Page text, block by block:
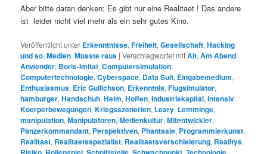
Aber bitte daran denken: Es gibt nur eine Realitaet ! Das andere
ist leider nicht viel mehr als ein sehr gutes Kino.
Veröffentlicht unter Erkenntnisse,Freiheit,Gesellschaft,Hacking
und so,Medien,Musste raus |Verschlagwortet mitAlt,Am Abend,
Anwender, Boris-Imitat,Computersimulation,
Computertechnologie,Cyberspace, Data Suit, Eingabemedium,
Enthusiasmus, Eric Gullichson, Erkenntnis,Flugsimulator,
hamburger,Handschuh,Helm,Hoffen,Industriekapital,Intensiv,
Koerperbewegungen,Kriegsszenerien, Leary, Lemminge,
manipulation,Manipulatoren,Medienkultur,Mitentwickler,
Panzerkommandant, Perspektiven, Phantasie, Programmierkunst,
Realitaet, Realitaetsspezialist, Realitaetsverschleierung, Realitys,